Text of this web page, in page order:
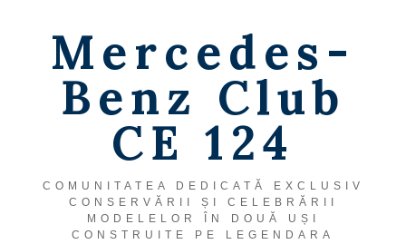
Mercedes-
Benz Club
CE 124
COMUNITATEA DEDICATĂ EXCLUSIV
CONSERVĂRII ȘI CELEBRĂRII
MODELELOR ÎN DOUĂ UȘI
CONSTRUITE PE LEGENDARA